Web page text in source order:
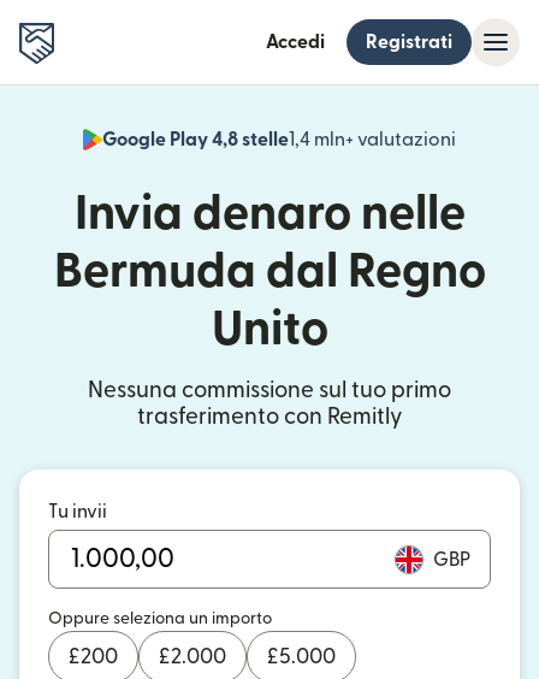
Accedi Registrati
Google Play 4,8 stelle1,4 mln+ valutazioni
Invia denaro nelle
Bermuda dal Regno
Unito
Nessuna commissione sul tuo primo
trasferimento con Remitly
Tu invii
GBP
Oppure seleziona un importo
£200 £2.000 £5.000